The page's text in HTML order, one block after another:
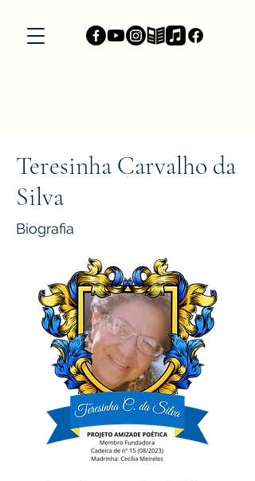
Teresinha Carvalho da
Silva
Biografia